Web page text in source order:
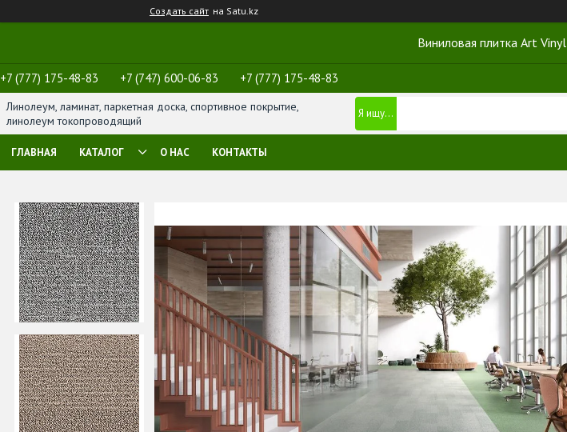
Создать сайт на Satu.kz
Виниловая плитка Art Vinyl
+7 (777) 175-48-83 +7 (747) 600-06-83 +7 (777) 175-48-83
Линолеум, ламинат, паркетная доска, спортивное покрытие,
линолеум токопроводящий
ГЛАВНАЯ КАТАЛОГ О НАС КОНТАКТЫ